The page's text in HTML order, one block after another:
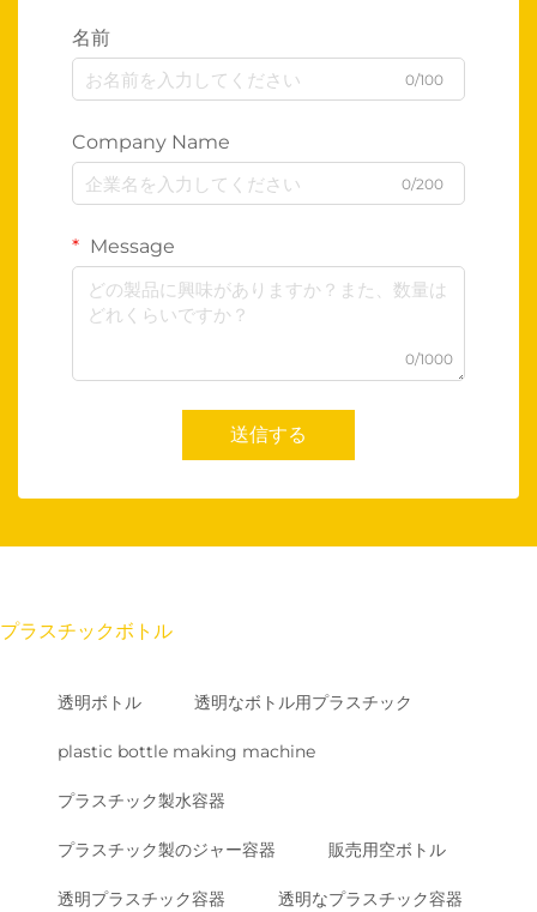
名前
0/100
Company Name
0/200
Message
0/1000
送信する
プラスチックボトル
透明ボトル 透明なボトル用プラスチック
plastic bottle making machine
プラスチック製水容器
プラスチック製のジャー容器 販売用空ボトル
透明プラスチック容器 透明なプラスチック容器